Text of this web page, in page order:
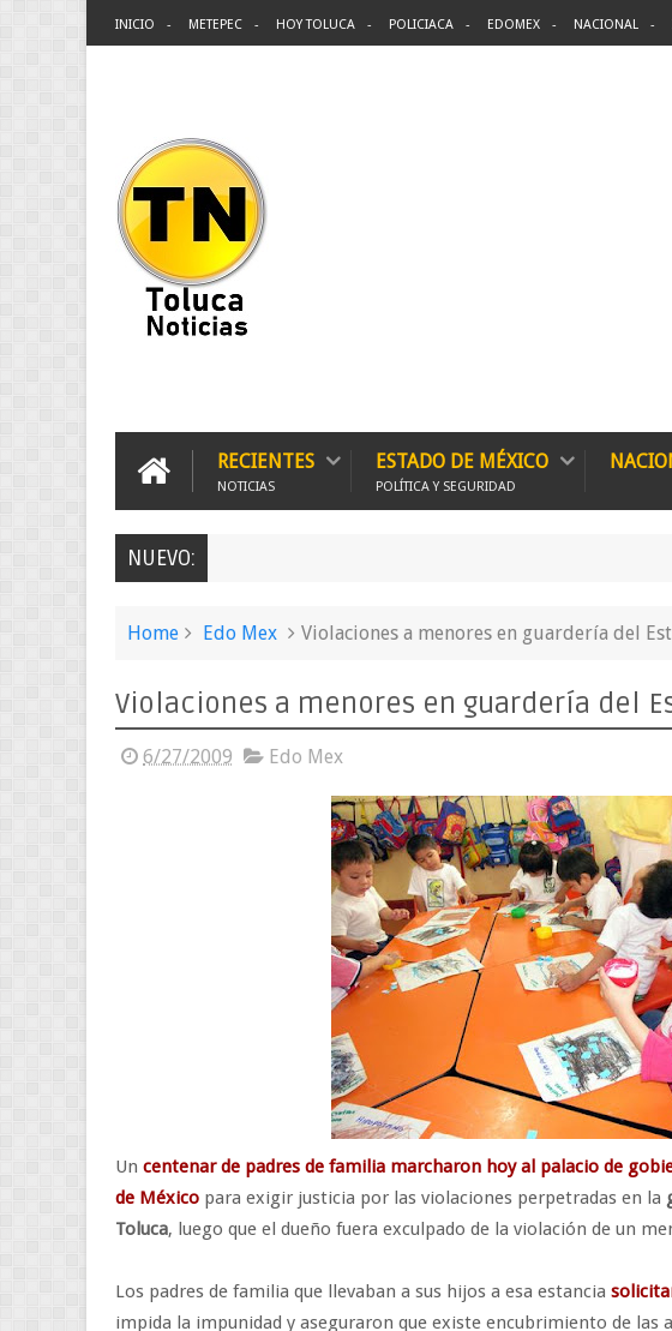
INICIO METEPEC HOY TOLUCA POLICIACA EDOMEX NACIONAL
RECIENTES
NOTICIAS
ESTADO DE MÉXICO
POLÍTICA Y SEGURIDAD
NUEVO:
Home Edo Mex Violaciones a menores en guardería del
Violaciones a menores en guardería del
6/27/2009 Edo Mex
Un centenar de padres de familia marcharon hoy al palacio de
de México para exigir justicia por las violaciones perpetradas en la
Toluca, luego que el dueño fuera exculpado de la violación de un
Los padres de familia que llevaban a sus hijos a esa estancia
impida la impunidad y aseguraron que existe encubrimiento de las